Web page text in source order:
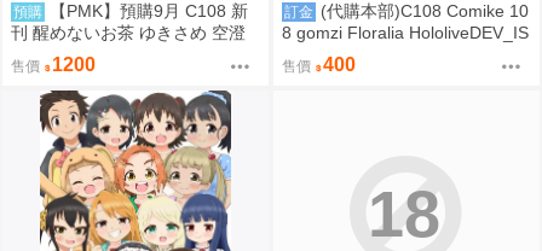
預購
【PMK】預購9月 C108 新
刊 醒めないお茶 ゆきさめ 空澄
セナ VSPO
售價 1200
訂金 (代購本部)C108 Comike 10
8 gomzi Floralia HololiveDEV_IS
ReGLOSS 音乃瀬奏 C108會場數
量新刊「Twinkle Note (隨機簽名
售價 400
18